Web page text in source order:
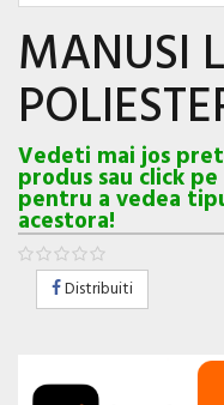
MANUSI
Vedeti mai jos
produs sau click
pentru a vedea
acestora!
Distribuiti